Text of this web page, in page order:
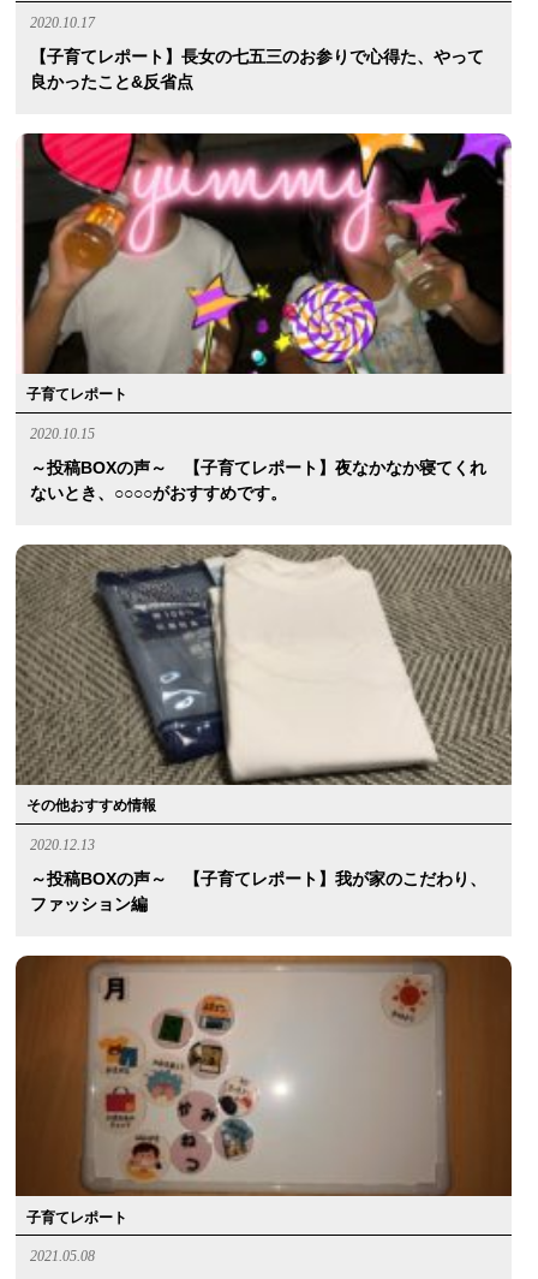
2020.10.17
【子育てレポート】長女の七五三のお参りで心得た、やって
良かったこと&反省点
子育てレポート
2020.10.15
～投稿BOXの声～ 【子育てレポート】夜なかなか寝てくれ
ないとき、○○○○がおすすめです。
その他おすすめ情報
2020.12.13
～投稿BOXの声～ 【子育てレポート】我が家のこだわり、
ファッション編
子育てレポート
2021.05.08